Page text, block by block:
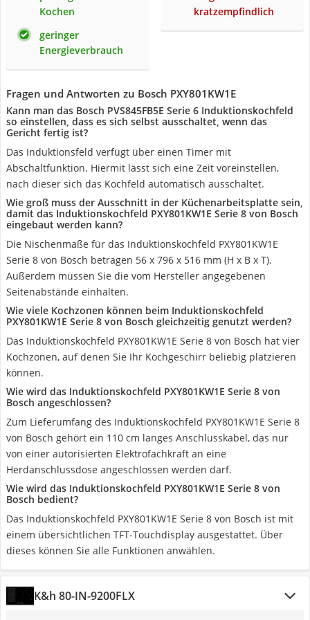
Kochen
geringer
Energieverbrauch
kratzempfindlich
Fragen und Antworten zu Bosch PXY801KW1E
Kann man das Bosch PVS845FB5E Serie 6 Induktionskochfeld
so einstellen, dass es sich selbst ausschaltet, wenn das
Gericht fertig ist?
Das Induktionsfeld verfügt über einen Timer mit
Abschaltfunktion. Hiermit lässt sich eine Zeit voreinstellen,
nach dieser sich das Kochfeld automatisch ausschaltet.
Wie groß muss der Ausschnitt in der Küchenarbeitsplatte sein,
damit das Induktionskochfeld PXY801KW1E Serie 8 von Bosch
eingebaut werden kann?
Die Nischenmaße für das Induktionskochfeld PXY801KW1E
Serie 8 von Bosch betragen 56 x 796 x 516 mm (H x B x T).
Außerdem müssen Sie die vom Hersteller angegebenen
Seitenabstände einhalten.
Wie viele Kochzonen können beim Induktionskochfeld
PXY801KW1E Serie 8 von Bosch gleichzeitig genutzt werden?
Das Induktionskochfeld PXY801KW1E Serie 8 von Bosch hat vier
Kochzonen, auf denen Sie Ihr Kochgeschirr beliebig platzieren
können.
Wie wird das Induktionskochfeld PXY801KW1E Serie 8 von
Bosch angeschlossen?
Zum Lieferumfang des Induktionskochfeld PXY801KW1E Serie 8
von Bosch gehört ein 110 cm langes Anschlusskabel, das nur
von einer autorisierten Elektrofachkraft an eine
Herdanschlussdose angeschlossen werden darf.
Wie wird das Induktionskochfeld PXY801KW1E Serie 8 von
Bosch bedient?
Das Induktionskochfeld PXY801KW1E Serie 8 von Bosch ist mit
einem übersichtlichen TFT-Touchdisplay ausgestattet. Über
dieses können Sie alle Funktionen anwählen.
K&h 80-IN-9200FLX